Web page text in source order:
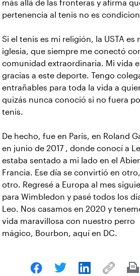
más allá de las fronteras y afirma
pertenencia al tenis no es
Si el tenis es mi religión, la USTA es
iglesia, que siempre me conectó
comunidad extraordinaria. Mi vida
gracias a este deporte. Tengo
entrañables para toda la vida a
quizás nunca conoció si no fuera
tenis.
De hecho, fue en París, en Roland
en junio de 2017 , donde conocí a
estaba sentado a mi lado en el
Francia. Ese día se convirtió en
otro. Regresé a Europa al mes
para Wimbledon y pasé todos los
Leo. Nos casamos en 2020 y
vida maravillosa con nuestro perro
mágico, Bourbon, aquí en DC.